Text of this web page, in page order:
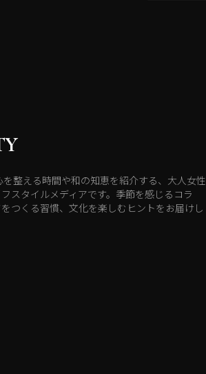
を整える時間や和の知恵を紹介する、大人女性
スタイルメディアです。季節を感じるコラ
つくる習慣、文化を楽しむヒントをお届けし